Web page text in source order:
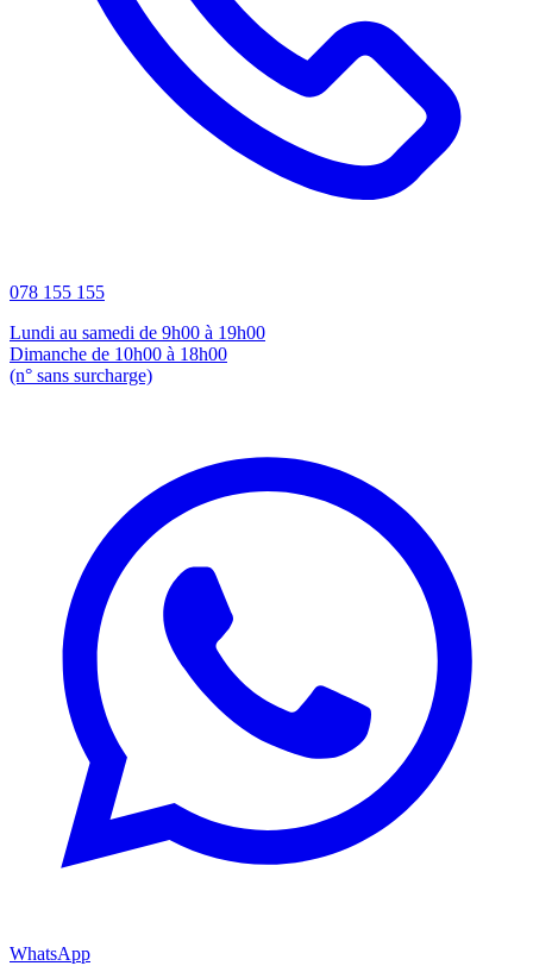
078 155 155
Lundi au samedi de 9h00 à 19h00
Dimanche de 10h00 à 18h00
(n° sans surcharge)
WhatsApp